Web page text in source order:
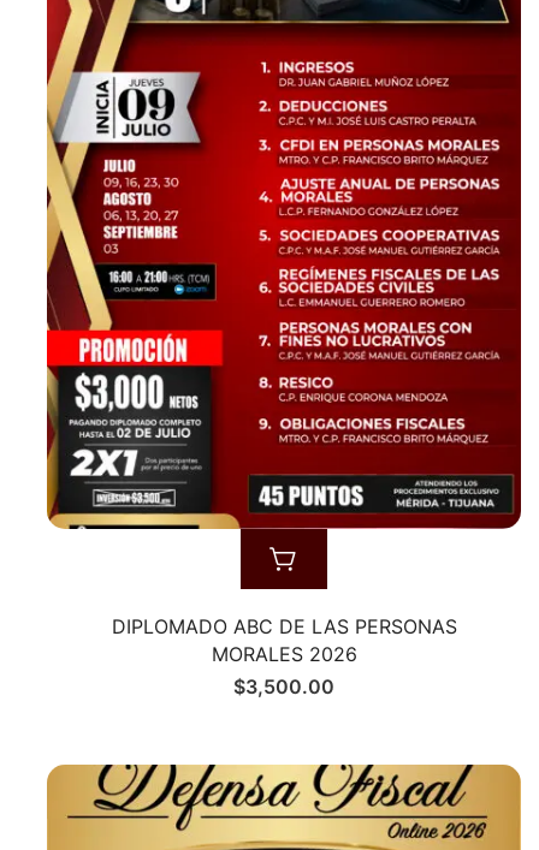
DIPLOMADO ABC DE LAS PERSONAS
MORALES 2026
$3,500.00